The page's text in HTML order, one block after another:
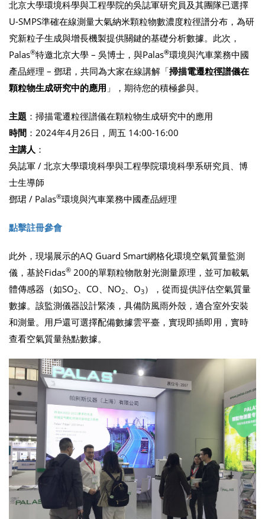
北京大學環境科學與工程學院的吳誌軍研究員及其團隊已選擇
U-SMPS準確在線測量大氣納米顆粒物數濃度粒徑譜分布，為研
究新粒子生成與增長機製提供關鍵的基礎分析數據。此次，
Palas®特邀北京大學 – 吳博士，與Palas®環境與汽車業務中國
產品經理 – 鄧珺，共同為大家在線講解「掃描電遷粒徑譜儀在
顆粒物生成研究中的應用 」，期待您的積極參與。
主題 ：掃描電遷粒徑譜儀在顆粒物生成研究中的應用
時間 ：2024年4月26日，周五 14:00-16:00
主講人 ：
吳誌軍 / 北京大學環境科學與工程學院環境科學系研究員、博
士生導師
鄧珺 / Palas®環境與汽車業務中國產品經理
點擊註冊參會
此外，現場展示的AQ Guard Smart網格化環境空氣質量監測
儀，基於Fidas® 200的單顆粒物散射光測量原理，並可加載氣
體傳感器（如SO2、CO、NO2、O3），從而提供評估空氣質量
數據。該監測儀器設計緊湊，具備防風雨外殼，適合室外安裝
和測量。用戶還可選擇配備數據雲平臺，實現即插即用，實時
查看空氣質量熱點數據。